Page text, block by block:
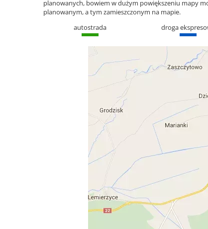
planowanych, bowiem w dużym powiększeniu mapy
planowanym, a tym zamieszczonym na mapie.
autostrada
droga